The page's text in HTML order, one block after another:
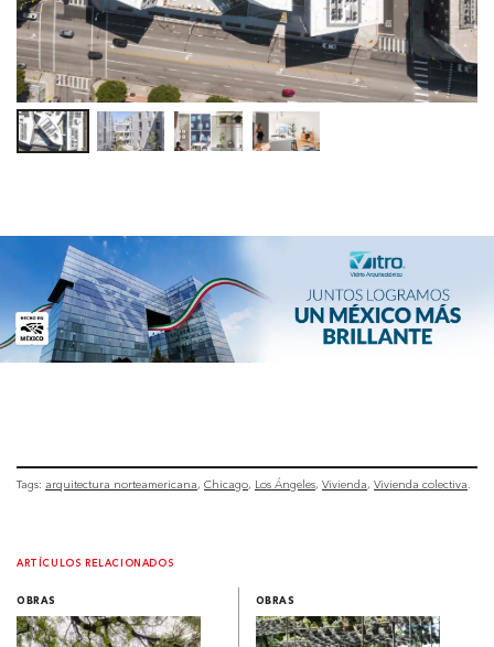
Tags: arquitectura norteamericana Chicago Los Ángeles Vivienda Vivienda colectiva
ARTÍCULOS RELACIONADOS
OBRAS OBRAS